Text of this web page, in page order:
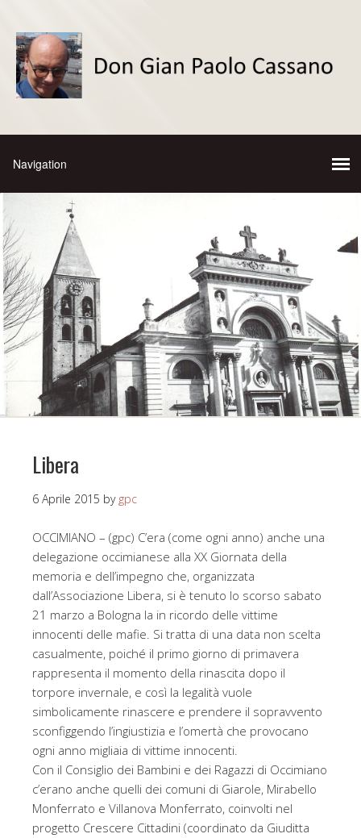
Libera
6 Aprile 2015 by gpc
OCCIMIANO – (gpc) C’era (come ogni anno) anche una
delegazione occimianese alla XX Giornata della
memoria e dell’impegno che, organizzata
dall’Associazione Libera, si è tenuto lo scorso sabato
21 marzo a Bologna la in ricordo delle vittime
innocenti delle mafie. Si tratta di una data non scelta
casualmente, poiché il primo giorno di primavera
rappresenta il momento della rinascita dopo il
torpore invernale, e così la legalità vuole
simbolicamente rinascere e prendere il sopravvento
sconfiggendo l’ingiustizia e l’omertà che provocano
ogni anno migliaia di vittime innocenti.
Con il Consiglio dei Bambini e dei Ragazzi di Occimiano
c’erano anche quelli dei comuni di Giarole, Mirabello
Monferrato e Villanova Monferrato, coinvolti nel
progetto Crescere Cittadini (coordinato da Giuditta